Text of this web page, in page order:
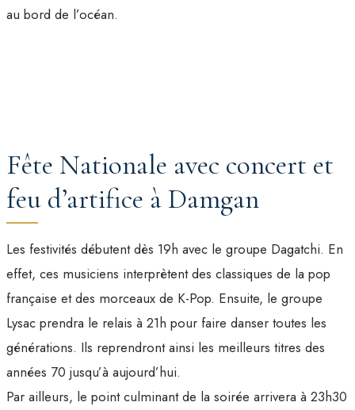
au bord de l’océan.
Fête Nationale avec concert et
feu d’artifice à Damgan
Les festivités débutent dès 19h avec le groupe Dagatchi. En
effet, ces musiciens interprètent des classiques de la pop
française et des morceaux de K-Pop. Ensuite, le groupe
Lysac prendra le relais à 21h pour faire danser toutes les
générations. Ils reprendront ainsi les meilleurs titres des
années 70 jusqu’à aujourd’hui.
Par ailleurs, le point culminant de la soirée arrivera à 23h30